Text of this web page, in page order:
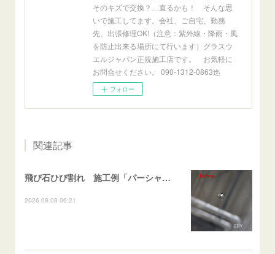
そのキズで交換？…直るかも！ そんな思
いで施工してます。会社、ご自宅、勤務
先、出張修理OK!（注意：紫外線・降雨・風
を防止出来る場所にて行います）グラスウ
エルジャパン正規施工店です。 お気軽に
お問合せください。 090-1312-0863迄
フォロー
関連記事
飛び石ひび割れ 施工例「パーシャル系・衝撃点範囲ハマカケ」エスティマ
2026.08.08 06:21